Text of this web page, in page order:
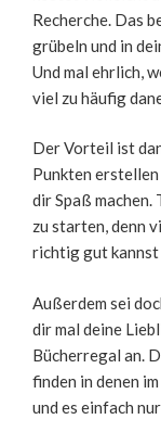
Recherche. Das
grübeln und in
Und mal ehrlich,
viel zu häufig
Der Vorteil ist
Punkten
dir Spaß machen.
zu starten, denn
richtig gut kannst
Außerdem sei
dir mal deine
Bücherregal an.
finden in denen
und es einfach